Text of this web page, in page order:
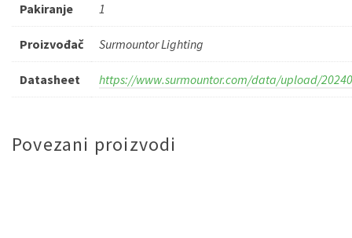
Pakiranje 1
Proizvođač Surmountor Lighting
Datasheet https://www.surmountor.com/data/upload/
Povezani proizvodi